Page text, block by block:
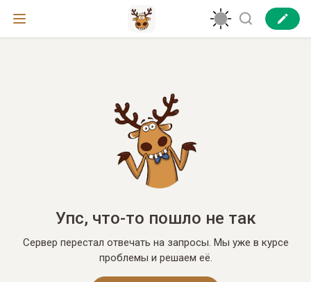
Упс, что-то пошло не так
Сервер перестал отвечать на запросы. Мы уже в курсе
проблемы и решаем её.